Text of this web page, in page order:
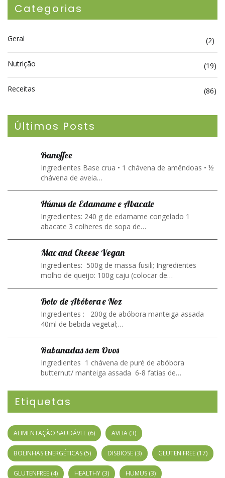
Categorias
Geral (2)
Nutrição (19)
Receitas (86)
Últimos Posts
Banoffee
Ingredientes Base crua • 1 chávena de amêndoas • ½
chávena de aveia…
Húmus de Edamame e Abacate
Ingredientes: 240 g de edamame congelado 1
abacate 3 colheres de sopa de…
Mac and Cheese Vegan
Ingredientes: 500g de massa fusili; Ingredientes
molho de queijo: 100g caju (colocar de…
Bolo de Abóbora e Noz
Ingredientes : 200g de abóbora manteiga assada
40ml de bebida vegetal;…
Rabanadas sem Ovos
Ingredientes 1 chávena de puré de abóbora
butternut/ manteiga assada 6-8 fatias de…
Etiquetas
ALIMENTAÇÃO SAUDÁVEL (6) AVEIA (3)
BOLINHAS ENERGÉTICAS (5) DISBIOSE (3) GLUTEN FREE (17)
GLUTENFREE (4) HEALTHY (3) HUMUS (3)